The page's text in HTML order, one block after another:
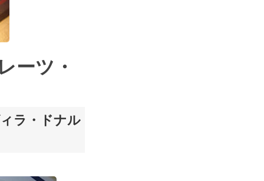
ーツ・
ラ・ドナル